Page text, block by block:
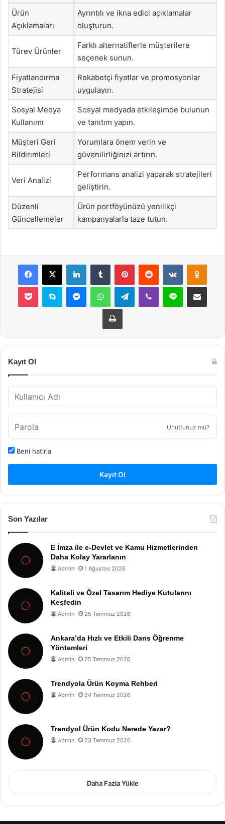
Ürün
Açıklamaları
Ayrıntılı ve ikna edici açıklamalar
oluşturun.
Türev Ürünler
Farklı alternatiflerle müşterilere
seçenek sunun.
Fiyatlandırma
Stratejisi
Rekabetçi fiyatlar ve promosyonlar
uygulayın.
Sosyal Medya
Kullanımı
Sosyal medyada etkileşimde bulunun
ve tanıtım yapın.
Müşteri Geri
Bildirimleri
Yorumlara önem verin ve
güvenilirliğinizi artırın.
Veri Analizi
Performans analizi yaparak stratejileri
geliştirin.
Düzenli
Güncellemeler
Ürün portföyünüzü yenilikçi
kampanyalarla taze tutun.
Facebook
X LinkedInTumblr PinterestReddit VKontakte
Pocket Skype MessengerWhatsAppTelegramViber Line E-Posta ile
Yazdır
Kayıt Ol
Unuttunuz mu?
Beni hatırla
Kayıt Ol
Son Yazılar
E İmza ile e-Devlet ve Kamu Hizmetlerinden
Daha Kolay Yararlanın
Admin 1 Ağustos 2026
Kaliteli ve Özel Tasarım Hediye Kutularını
Keşfedin
Admin 25 Temmuz 2026
Ankara’da Hızlı ve Etkili Dans Öğrenme
Yöntemleri
Admin 25 Temmuz 2026
Trendyola Ürün Koyma Rehberi
Admin 24 Temmuz 2026
Trendyol Ürün Kodu Nerede Yazar?
Admin 23 Temmuz 2026
Daha Fazla Yükle